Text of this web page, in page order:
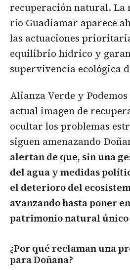
recuperación natural. La
río Guadiamar aparece
las actuaciones
equilibrio hídrico y
supervivencia ecológica
Alianza Verde y
actual imagen de
ocultar los problemas
siguen amenazando
alertan de que, sin una
del agua y medidas
el deterioro del
avanzando hasta poner
patrimonio natural único
¿Por qué reclaman una
para Doñana?